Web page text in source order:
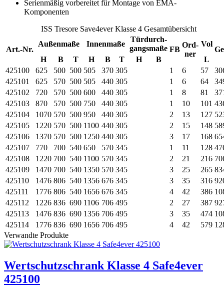
Serienmäßig vorbereitet für Montage von EMA-
Komponenten
ISS Tresore Save4ever Klasse 4 Gesamtübersicht
Art.-Nr.
Außenmaße Innenmaße
Türdurch-
gangsmaße FB
Ord-
ner
Vol
H
B T H B T H B
L
425100
625 500 500 505 370 305 1 6 57
425101
625 570 500 505 440 305 1 6 64
425102
720 570 500 600 440 305 1 8 81
425103
870 570 500 750 440 305 1 10 101
425104
1070 570 500 950 440 305 2 13 127
425105
1220 570 500 1100 440 305 2 15 148
425106
1370 570 500 1250 440 305 3 17 168
425107
770 700 540 650 570 345 1 11 128
425108
1220 700 540 1100 570 345 2 21 216
425109
1470 700 540 1350 570 345 3 25 265
425110
1476 806 540 1356 676 345 3 35 316
425111
1776 806 540 1656 676 345 4 42 386
425112
1226 836 690 1106 706 495 2 27 387
425113
1476 836 690 1356 706 495 3 35 474
425114
1776 836 690 1656 706 495 4 42 579
Verwandte Produkte
Wertschutzschrank Klasse 4 Safe4ever
425100